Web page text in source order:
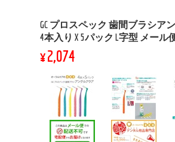
GC プロスペック 歯間ブラシア
4本入り X 5パック L字型 メール
¥2,074